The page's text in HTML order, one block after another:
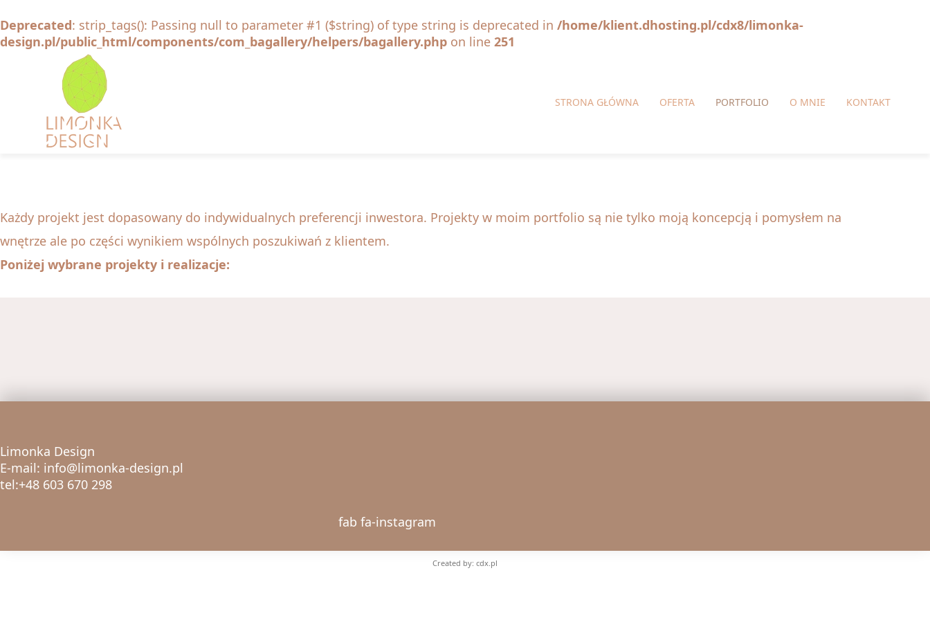
Deprecated: strip_tags(): Passing null to parameter #1 ($string) of type string is deprecated in /home/klient.dhosting.pl/cdx8/limonka-
design.pl/public_html/components/com_bagallery/helpers/bagallery.php on line 251
STRONA GŁÓWNA OFERTA PORTFOLIO O MNIE KONTAKT
Każdy projekt jest dopasowany do indywidualnych preferencji inwestora. Projekty w moim portfolio są nie tylko moją koncepcją i pomysłem na
wnętrze ale po części wynikiem wspólnych poszukiwań z klientem.
Poniżej wybrane projekty i realizacje:
Limonka Design
E-mail: info@limonka-design.pl
tel:+48 603 670 298
fab fa-instagram
Created by: cdx.pl